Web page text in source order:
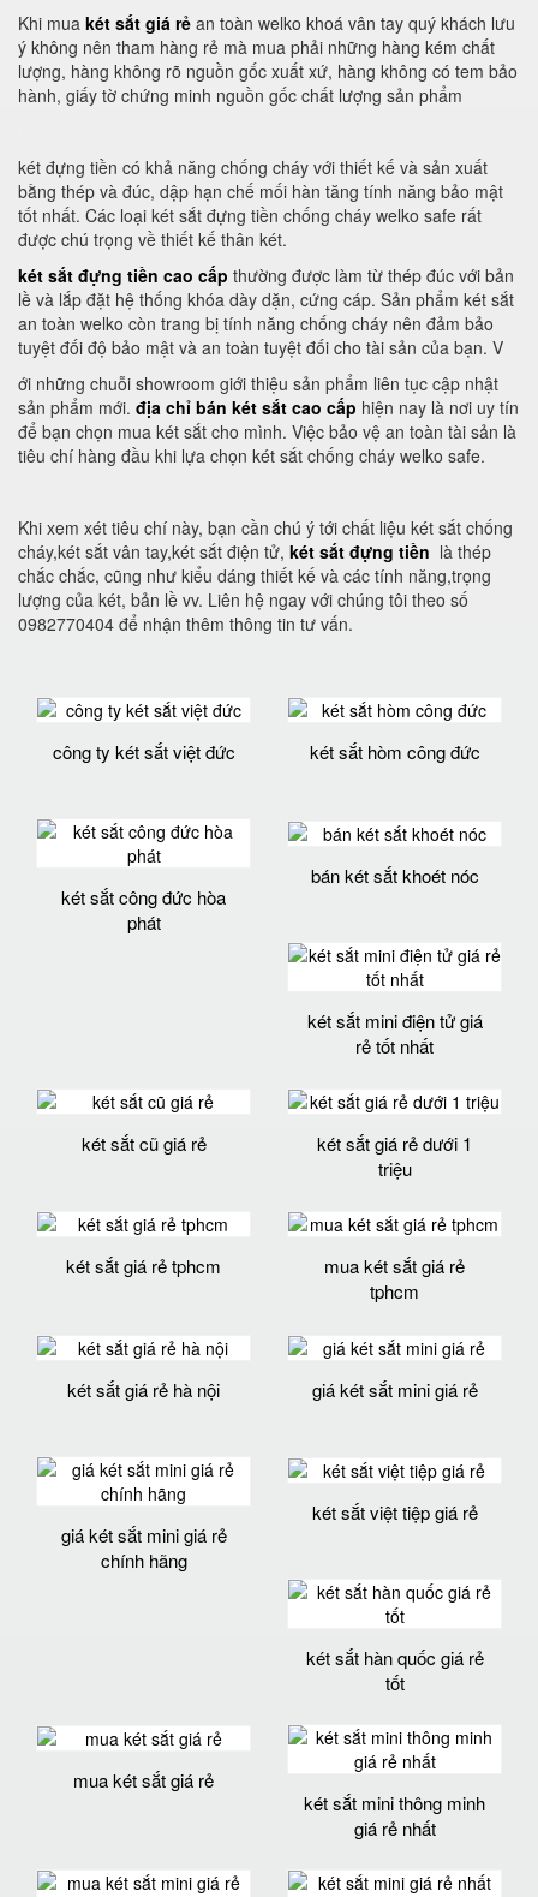
Khi mua két sắt giá rẻ an toàn welko khoá vân tay quý khách lưu
ý không nên tham hàng rẻ mà mua phải những hàng kém chất
lượng, hàng không rõ nguồn gốc xuất xứ, hàng không có tem bảo
hành, giấy tờ chứng minh nguồn gốc chất lượng sản phẩm
két đựng tiền có khả năng chống cháy với thiết kế và sản xuất
bằng thép và đúc, dập hạn chế mối hàn tăng tính năng bảo mật
tốt nhất. Các loại két sắt đựng tiền chống cháy welko safe rất
được chú trọng về thiết kế thân két.
két sắt đựng tiền cao cấp thường được làm từ thép đúc với bản
lề và lắp đặt hệ thống khóa dày dặn, cứng cáp. Sản phẩm két sắt
an toàn welko còn trang bị tính năng chống cháy nên đảm bảo
tuyệt đối độ bảo mật và an toàn tuyệt đối cho tài sản của bạn. V
ới những chuỗi showroom giới thiệu sản phẩm liên tục cập nhật
sản phẩm mới. địa chỉ bán két sắt cao cấp hiện nay là nơi uy tín
để bạn chọn mua két sắt cho mình. Việc bảo vệ an toàn tài sản là
tiêu chí hàng đầu khi lựa chọn két sắt chống cháy welko safe.
Khi xem xét tiêu chí này, bạn cần chú ý tới chất liệu két sắt chống
cháy,két sắt vân tay,két sắt điện tử, két sắt đựng tiền là thép
chắc chắc, cũng như kiểu dáng thiết kế và các tính năng,trọng
lượng của két, bản lề vv. Liên hệ ngay với chúng tôi theo số
0982770404 để nhận thêm thông tin tư vấn.
công ty két sắt việt đức két sắt hòm công đức
két sắt công đức hòa
phát
bán két sắt khoét nóc
két sắt mini điện tử giá
rẻ tốt nhất
két sắt cũ giá rẻ
két sắt giá rẻ dưới 1
triệu
két sắt giá rẻ tphcm
mua két sắt giá rẻ
tphcm
két sắt giá rẻ hà nội giá két sắt mini giá rẻ
giá két sắt mini giá rẻ
chính hãng
két sắt việt tiệp giá rẻ
két sắt hàn quốc giá rẻ
tốt
mua két sắt giá rẻ
két sắt mini thông minh
giá rẻ nhất